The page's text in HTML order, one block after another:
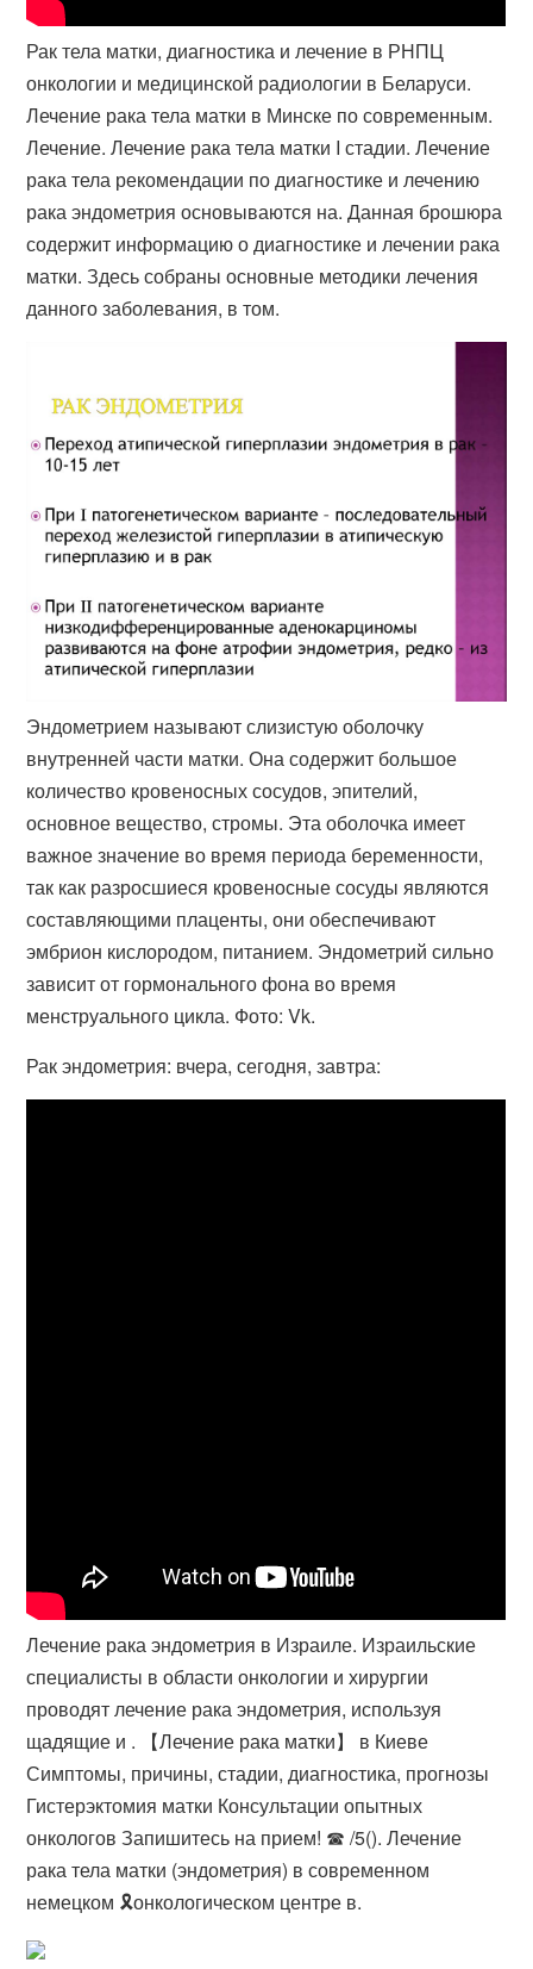
Рак тела матки, диагностика и лечение в РНПЦ
онкологии и медицинской радиологии в Беларуси.
Лечение рака тела матки в Минске по современным​.
Лечение. Лечение рака тела матки I стадии. Лечение
рака тела рекомендации по диагностике и лечению
рака эндометрия основываются на​. Данная брошюра
содержит информацию о диагностике и лечении рака
матки. Здесь собраны основные методики лечения
данного заболевания, в том.
Эндометрием называют слизистую оболочку
внутренней части матки. Она содержит большое
количество кровеносных сосудов, эпителий,
основное вещество, стромы. Эта оболочка имеет
важное значение во время периода беременности,
так как разросшиеся кровеносные сосуды являются
составляющими плаценты, они обеспечивают
эмбрион кислородом, питанием. Эндометрий сильно
зависит от гормонального фона во время
менструального цикла. Фото: Vk.
Рак эндометрия: вчера, сегодня, завтра:
Лечение рака эндометрия в Израиле. Израильские
специалисты в области онкологии и хирургии
проводят лечение рака эндометрия, используя
щадящие и . 【Лечение рака матки】 в Киеве
Симптомы, причины, стадии, диагностика, прогнозы
Гистерэктомия матки Консультации опытных
онкологов Запишитесь на прием! ☎ /5(). Лечение
рака тела матки (эндометрия) в современном
немецком 🎗️онкологическом центре в.